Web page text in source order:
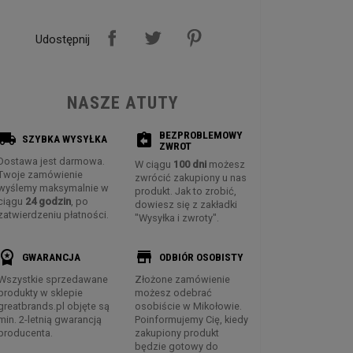
Udostępnij
NASZE ATUTY
SZYBKA WYSYŁKA
jest darmowa.
zamówienie
maksymalnie w
24 godzin, po
płatności.
GWARANCJA
sprzedawane
w sklepie
objęte są
2-letnią gwarancją
assignment_return
BEZPROBLEMOWY
ZWROT
W ciągu 100 dnimożesz
zwrócić zakupiony u nas
produkt. Jak to zrobić,
dowiesz się z zakładki
"Wysyłka i zwroty".
store ODBIÓR OSOBISTY
Złożone zamówienie
możesz odebrać
osobiście w Mikołowie.
Poinformujemy Cię, kiedy
zakupiony produkt
będzie gotowy do